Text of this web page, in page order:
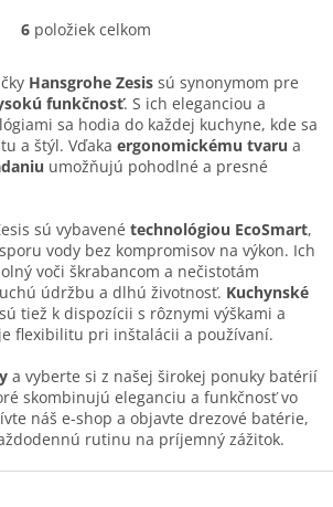
Kód:
prevedenie v modernom
dizajne.
O
l
á
d
a
c
p
r
v
k
y
v
ý
p
i
s
u
6 položiek celkom
Hansgrohe Zesis sú synonymom pre
funkčnosť. S ich eleganciou a
sa hodia do každej kuchyne, kde sa
a štýl. Vďaka ergonomickému tvaru a
umožňujú pohodlné a presné
sú vybavené technológiou EcoSmart,
vody bez kompromisov na výkon. Ich
voči škrabancom a nečistotám
údržbu a dlhú životnosť. Kuchynské
tiež k dispozícii s rôznymi výškami a
flexibilitu pri inštalácii a používaní.
a vyberte si z našej širokej ponuky batérií
skombinujú eleganciu a funkčnosť vo
náš e-shop a objavte drezové batérie,
rutinu na príjemný zážitok.